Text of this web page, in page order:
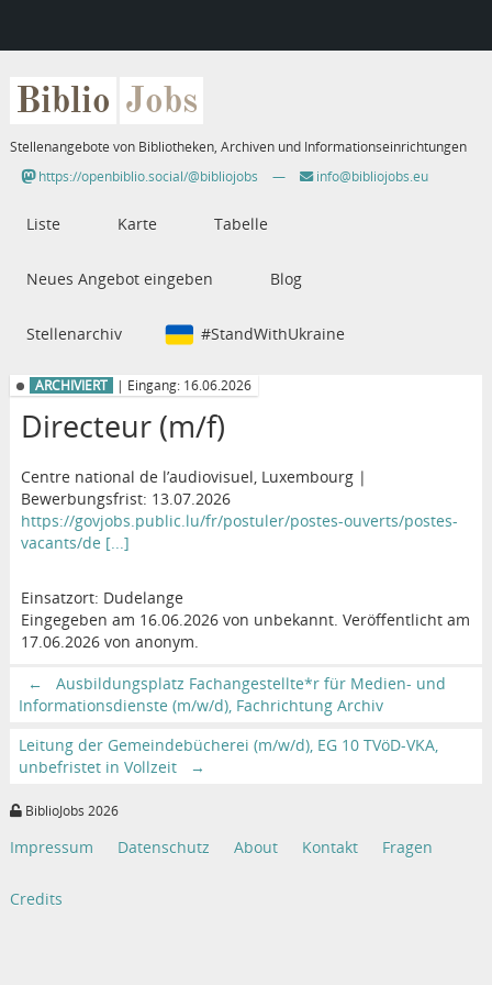
Biblio Jobs
Stellenangebote von Bibliotheken, Archiven und Informationseinrichtungen
https://openbiblio.social/@bibliojobs
— info@bibliojobs.eu
Liste Karte Tabelle
Neues Angebot eingeben Blog
Stellenarchiv #StandWithUkraine
ARCHIVIERT | Eingang: 16.06.2026
Directeur (m/f)
Centre national de l’audiovisuel, Luxembourg |
Bewerbungsfrist: 13.07.2026
https://govjobs.public.lu/fr/postuler/postes-ouverts/postes-
vacants/de [...]
Einsatzort: Dudelange
Eingegeben am 16.06.2026 von unbekannt. Veröffentlicht am
17.06.2026 von anonym.
←
Ausbildungsplatz Fachangestellte*r für Medien- und
Informationsdienste (m/w/d), Fachrichtung Archiv
Leitung der Gemeindebücherei (m/w/d), EG 10 TVöD-VKA,
unbefristet in Vollzeit
→
BiblioJobs 2026
Impressum Datenschutz About Kontakt Fragen
Credits